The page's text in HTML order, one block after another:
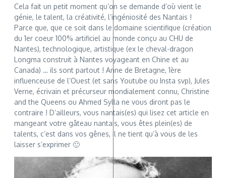
Cela fait un petit moment qu’on se demande d’où vient le
génie, le talent, la créativité, l’ingéniosité des Nantais !
Parce que, que ce soit dans le domaine scientifique (création
du 1er coeur 100% artificiel au monde conçu au CHU de
Nantes), technologique, artistique (ex le cheval-dragon
Longma construit à Nantes voyageant en Chine et au
Canada) … ils sont partout ! Anne de Bretagne, 1ère
influenceuse de l’Ouest (et sans Youtube ou Insta svp), Jules
Verne, écrivain et précurseur mondialement connu, Christine
and the Queens ou Ahmed Sylla ne vous diront pas le
contraire ! D’ailleurs, vous nantais(es) qui lisez cet article en
mangeant votre gâteau nantais, vous êtes plein(es) de
talents, c’est dans vos gênes, il ne tient qu’à vous de les
laisser s’exprimer 🙂